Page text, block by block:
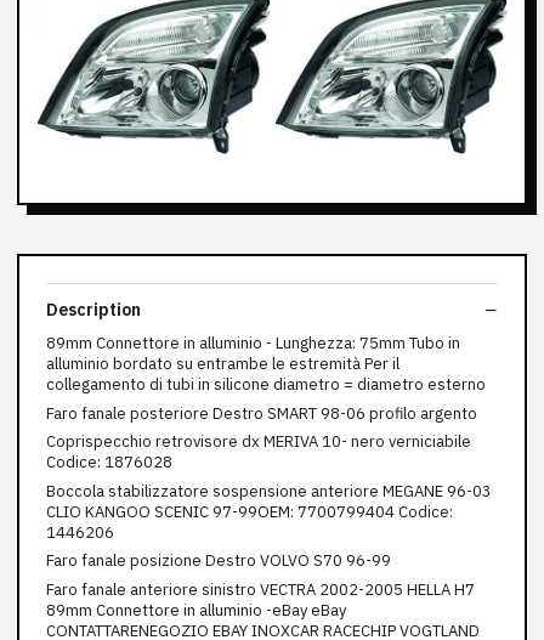
Description
89mm Connettore in alluminio - Lunghezza: 75mm Tubo in
alluminio bordato su entrambe le estremità Per il
collegamento di tubi in silicone diametro = diametro esterno
Faro fanale posteriore Destro SMART 98-06 profilo argento
Coprispecchio retrovisore dx MERIVA 10- nero verniciabile
Codice: 1876028
Boccola stabilizzatore sospensione anteriore MEGANE 96-03
CLIO KANGOO SCENIC 97-99OEM: 7700799404 Codice:
1446206
Faro fanale posizione Destro VOLVO S70 96-99
Faro fanale anteriore sinistro VECTRA 2002-2005 HELLA H7
89mm Connettore in alluminio -eBay eBay
CONTATTARENEGOZIO EBAY INOXCAR RACECHIP VOGTLAND